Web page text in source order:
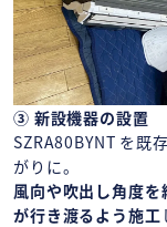
③ 新設機器の設置
SZRA80BYNT を既
がりに。
風向や吹出し角度
が行き渡るよう施工